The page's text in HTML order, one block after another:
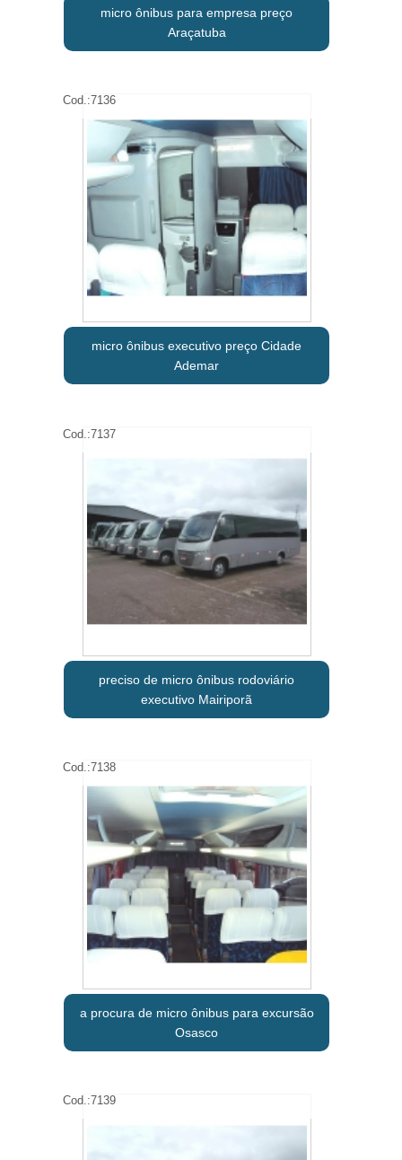
micro ônibus para empresa preço
Araçatuba
Cod.:7136
micro ônibus executivo preço Cidade
Ademar
Cod.:7137
preciso de micro ônibus rodoviário
executivo Mairiporã
Cod.:7138
a procura de micro ônibus para excursão
Osasco
Cod.:7139